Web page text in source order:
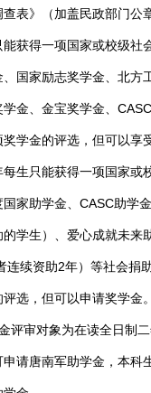
表》（加盖民政部门公
得一项国家或校级社
国家励志奖学金、北方
金、金宝奖学金、
学金的评选，但可以享
只能获得一项国家或
家助学金、CASC助学
学生）、爱心成就未来
连续资助2年）等社会捐
选，但可以申请奖学金。
审对象为在读全日制二
请唐南军助学金，本科